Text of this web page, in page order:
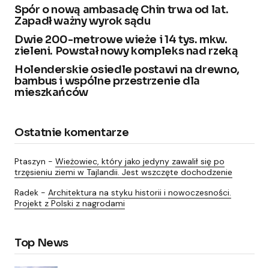
Spór o nową ambasadę Chin trwa od lat.
Zapadł ważny wyrok sądu
Dwie 200-metrowe wieże i 14 tys. mkw.
zieleni. Powstał nowy kompleks nad rzeką
Holenderskie osiedle postawi na drewno,
bambus i wspólne przestrzenie dla
mieszkańców
Ostatnie komentarze
Ptaszyn - Wieżowiec, który jako jedyny zawalił się po
trzęsieniu ziemi w Tajlandii. Jest wszczęte dochodzenie
Radek - Architektura na styku historii i nowoczesności.
Projekt z Polski z nagrodami
Top News